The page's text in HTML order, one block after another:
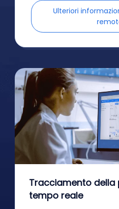
Ulteriori
Tracciamento della
tempo reale